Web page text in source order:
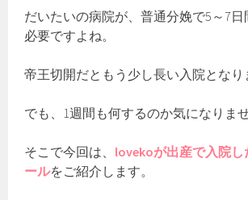
だいたいの病院が、普通分娩で5～7
必要ですよね。
帝王切開だともう少し長い入院となり
でも、1週間も何するのか気になりま
そこで今回は、 lovekoが出産で入院し
ールをご紹介します。